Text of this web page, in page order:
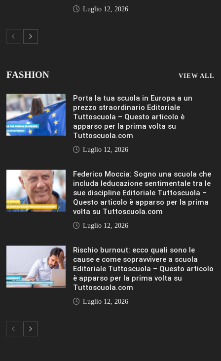
Luglio 12, 2026
FASHION VIEW ALL
Porta la tua scuola in Europa a un
prezzo straordinario Editoriale
Tuttoscuola – Questo articolo è
apparso per la prima volta su
Tuttoscuola.com
Luglio 12, 2026
Federico Moccia: Sogno una scuola che
includa leducazione sentimentale tra le
sue discipline Editoriale Tuttoscuola –
Questo articolo è apparso per la prima
volta su Tuttoscuola.com
Luglio 12, 2026
Rischio burnout: ecco quali sono le
cause e come sopravvivere a scuola
Editoriale Tuttoscuola – Questo articolo
è apparso per la prima volta su
Tuttoscuola.com
Luglio 12, 2026